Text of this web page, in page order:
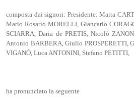
composta dai signori: Presidente: Marta
Mario Rosario MORELLI, Giancarlo
SCIARRA, Daria de PRETIS, Nicolò
Antonio BARBERA, Giulio PROSPERETTI,
VIGANÒ, Luca ANTONINI, Stefano PETITTI,
ha pronunciato la seguente